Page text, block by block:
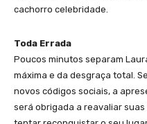
cachorro celebridade.
Toda Errada
Poucos minutos separam
máxima e da desgraça total.
novos códigos sociais, a
será obrigada a reavaliar